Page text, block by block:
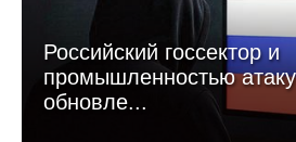
Российский госсектор и
промышленностью
обновле...